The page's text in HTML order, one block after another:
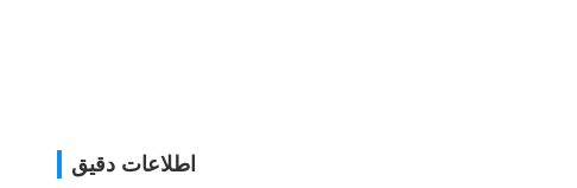
اطلاعات دقیق